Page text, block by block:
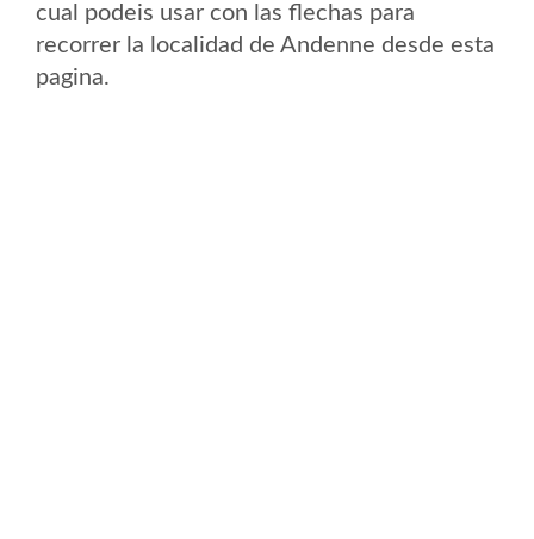
cual podeis usar con las flechas para
recorrer la localidad de Andenne desde esta
pagina.